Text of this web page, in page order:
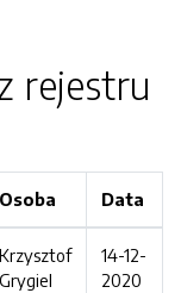
rejestru
Osoba Data
Krzysztof
Grygiel
14-12-
2020